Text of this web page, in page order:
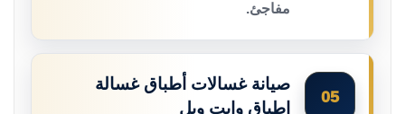
مفاجئ.
05
صيانة غسالات أطباق غسالة
اطباق وايت ويل